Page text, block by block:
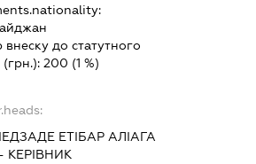
внеску до статутного
(грн.):200 (1 %)
ЕТІБАР АЛІАГА
- КЕРІВНИК